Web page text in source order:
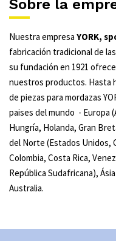
Sobre la
Nuestra empresa YORK,
fabricación tradicional de
su fundación en 1921
nuestros productos. Hasta
de piezas para mordazas
paises del mundo - Europa
Hungría, Holanda, Gran
del Norte (Estados Unidos,
Colombia, Costa Rica,
República Sudafricana),
Australia.